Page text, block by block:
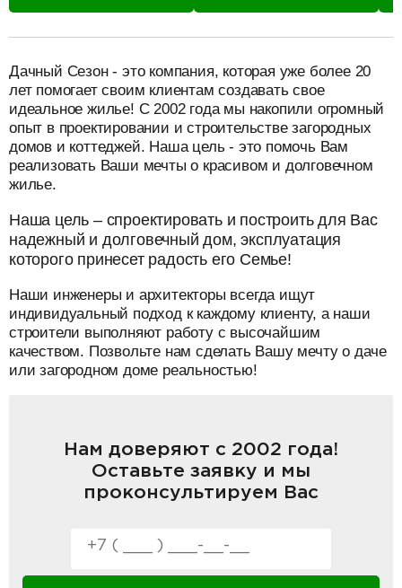
Дачный Сезон - это компания, которая уже более 20
лет помогает своим клиентам создавать свое
идеальное жилье! С 2002 года мы накопили огромный
опыт в проектировании и строительстве загородных
домов и коттеджей. Наша цель - это помочь Вам
реализовать Ваши мечты о красивом и долговечном
жилье.
Наша цель – спроектировать и построить для Вас
надежный и долговечный дом, эксплуатация
которого принесет радость его Семье!
Наши инженеры и архитекторы всегда ищут
индивидуальный подход к каждому клиенту, а наши
строители выполняют работу с высочайшим
качеством. Позвольте нам сделать Вашу мечту о даче
или загородном доме реальностью!
Нам доверяют с 2002 года!
Оставьте заявку и мы
проконсультируем Вас